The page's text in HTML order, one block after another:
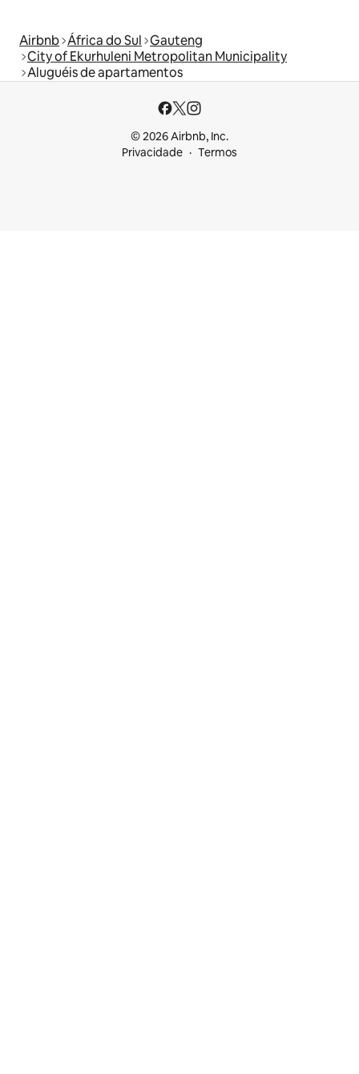
Airbnb África do Sul Gauteng
City of Ekurhuleni Metropolitan Municipality
Aluguéis de apartamentos
© 2026 Airbnb, Inc.
Privacidade
Termos